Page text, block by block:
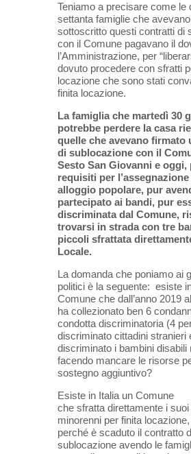
Teniamo a precisare come le
settanta famiglie che avevano
sottoscritto questi contratti di
con il Comune pagavano il
l’Amministrazione, per
dovuto procedere con sfratti
locazione che sono stati
finita locazione.
La famiglia che martedì 30
potrebbe perdere la casa
quelle che avevano firmato
di sublocazione con il
Sesto San Giovanni e oggi,
requisiti per
alloggio popolare, pur
partecipato ai bandi, pur
discriminata dal Comune,
trovarsi in strada con tre
piccoli sfrattata
Locale.
La domanda che poniamo ai
politici è la seguente: esiste
Comune che dall’anno 2019
ha collezionato ben 6
condotta discriminatoria (4
discriminato cittadini stranieri
discriminato i bambini disabili
facendo mancare le risorse
sostegno aggiuntivo?
Esiste in Italia un Comune
che sfratta direttamente i
minorenni per finita
perché è scaduto il contratto
sublocazione avendo le